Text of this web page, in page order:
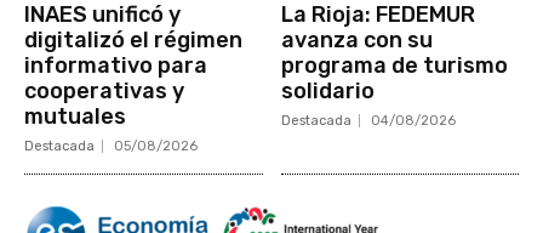
INAES unificó y
digitalizó el régimen
informativo para
cooperativas y
mutuales
Destacada 05/08/2026
La Rioja: FEDEMUR
avanza con su
programa de turismo
solidario
Destacada 04/08/2026